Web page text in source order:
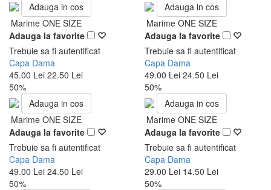
Adauga in cos
Marime ONE SIZE
Adauga la favorite
Trebuie sa fi autentificat
Capa Dama
45.00 Lei 22.50 Lei
Adauga in cos
Marime ONE SIZE
Adauga la favorite
Trebuie sa fi autentificat
Capa Dama
49.00 Lei 24.50 Lei
50%
Adauga in cos
Marime ONE SIZE
Adauga la favorite
Trebuie sa fi autentificat
Capa Dama
49.00 Lei 24.50 Lei
50%
Adauga in cos
Marime ONE SIZE
Adauga la favorite
Trebuie sa fi autentificat
Capa Dama
29.00 Lei 14.50 Lei
50%
50%